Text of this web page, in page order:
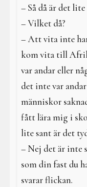
– Så då är det
– Vilket då?
– Att vita inte
kom vita till
var andar eller
det inte var
människor
fått lära mig i
lite sant är det
– Nej det är inte
som din fast du
svarar flickan.